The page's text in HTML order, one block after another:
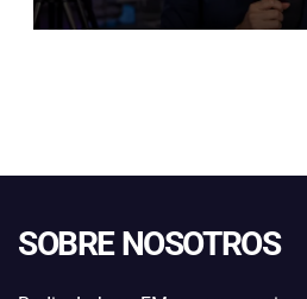
SOBRE NOSOTROS